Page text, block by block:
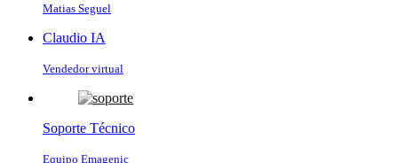
Matias Seguel
Claudio IA
Vendedor virtual
Soporte Técnico
Equipo Emagenic